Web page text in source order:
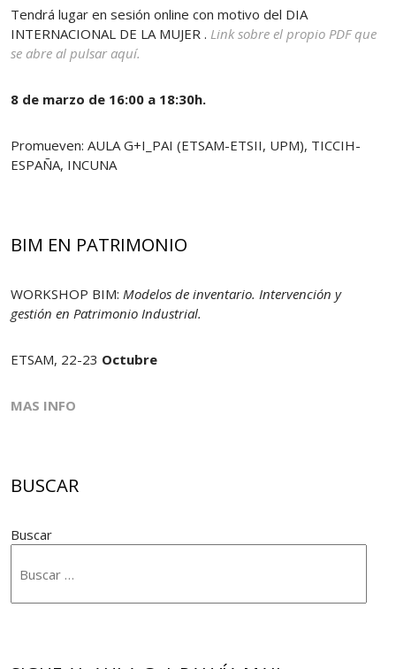
Tendrá lugar en sesión online con motivo del DIA
INTERNACIONAL DE LA MUJER . Link sobre el propio PDF que
se abre al pulsar aquí.
8 de marzo de 16:00 a 18:30h.
Promueven: AULA G+I_PAI (ETSAM-ETSII, UPM), TICCIH-
ESPAÑA, INCUNA
BIM EN PATRIMONIO
WORKSHOP BIM: Modelos de inventario. Intervención y
gestión en Patrimonio Industrial.
ETSAM, 22-23 Octubre
MAS INFO
BUSCAR
Buscar